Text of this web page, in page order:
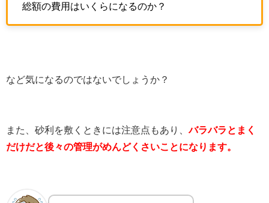
総額の費用はいくらになるのか？
など気になるのではないでしょうか？
また、砂利を敷くときには注意点もあり、 バラバラとまく
だけだと後々の管理がめんどくさいことになります。